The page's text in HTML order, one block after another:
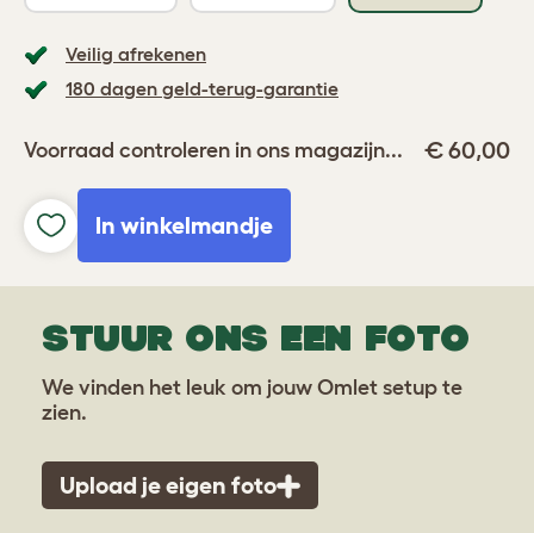
Veilig afrekenen
180 dagen geld-terug-garantie
Voorraad controleren in ons magazijn... € 60,00
In winkelmandje
STUUR ONS EEN FOTO
We vinden het leuk om jouw Omlet setup te
zien.
Upload je eigen foto